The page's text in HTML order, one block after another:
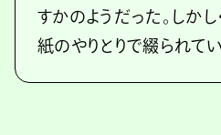
すかのようだった。しかし
紙のやりとりで綴られてい